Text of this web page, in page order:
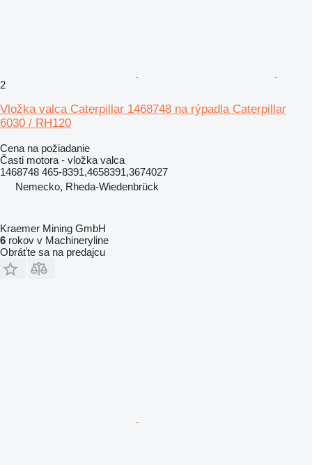
2
Vložka valca Caterpillar 1468748 na rýpadla Caterpillar
6030 / RH120
Cena na požiadanie
Časti motora - vložka valca
1468748 465-8391,4658391,3674027
Nemecko, Rheda-Wiedenbrück
Kraemer Mining GmbH
6 rokov v Machineryline
Obráťte sa na predajcu